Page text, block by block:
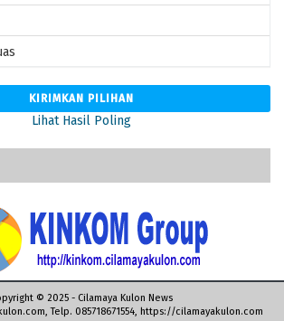
Lihat Hasil Poling
© 2025 - Cilamaya Kulon News
Telp. 085718671554, https://cilamayakulon.com